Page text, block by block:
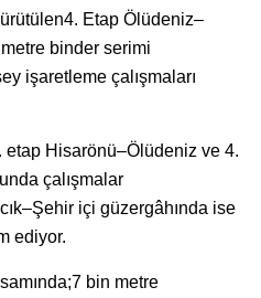
Etap Ölüdeniz–
binder serimi
işaretleme çalışmaları
etap Hisarönü–Ölüdeniz ve 4.
çalışmalar
içi güzergâhında ise
ediyor.
bin metre